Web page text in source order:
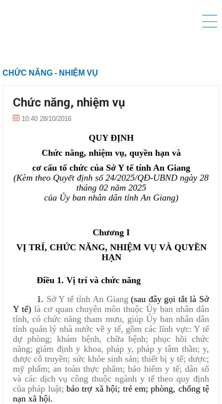
CHỨC NĂNG - NHIỆM VỤ
Chức năng, nhiệm vụ
10:40 28/10/2016
QUY ĐỊNH
Chức năng, nhiệm vụ, quyền hạn và
cơ cấu tổ chức của Sở Y tếtỉnh An Giang
(Kèm theo Quyết định số24/2025/QĐ-UBND ngày 28
tháng02 năm 2025
của Ủy ban nhân dân tỉnh An Giang)
Chương I
VỊ TRÍ, CHỨC NĂNG, NHIỆM VỤ VÀ QUYỀN
HẠN
Điều 1. Vị trí và chức năng
1. Sở Y tế tỉnh An Giang(sau đây gọi tắt là Sở
Y tế) là cơ quan chuyên môn thuộc Ủy ban nhân dân
tỉnh, có chức năng tham mưu, giúp Ủy ban nhân dân
tỉnh quản lý nhà nước về y tế, gồm các lĩnh vực: Y tế
dự phòng; khám bệnh, chữa bệnh; phục hồi chức
năng; giám định y khoa, pháp y, pháp y tâm thần; y,
dược cổ truyền; sức khỏe sinh sản; thiết bị y tế; dược;
mỹ phẩm; an toàn thực phẩm; bảo hiểm y tế; dân số
và các dịch vụ công thuộc ngành y tế theo quy định
của pháp luật;bảo trợ xã hội; trẻ em; phòng, chống tệ
nạn xã hội.